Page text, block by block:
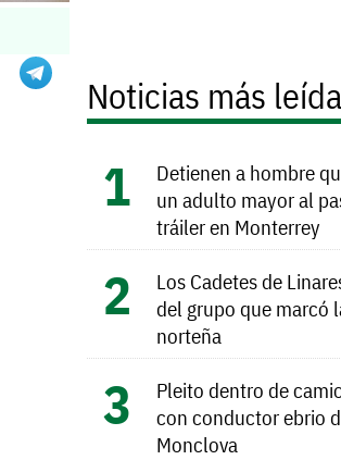
Noticias más
Detienen a hombre
un adulto mayor al
tráiler en Monterrey
Los Cadetes de
del grupo que marcó
norteña
Pleito dentro de
con conductor ebrio
Monclova